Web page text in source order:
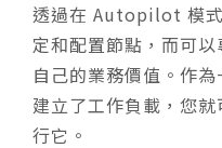
透過在 Autopilot 模式
定和配置節點，而可
自己的業務價值。作
建立了工作負載，您
行它。